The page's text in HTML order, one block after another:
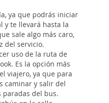
ya que podrás iniciar
y te llevará hasta la
sale algo más caro,
del servicio.
uso de la ruta de
Es la opción más
viajero, ya que para
caminar y salir del
paradas del bus.